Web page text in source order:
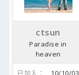
ctsun
Paradise in
heaven
已加入
10/10/03